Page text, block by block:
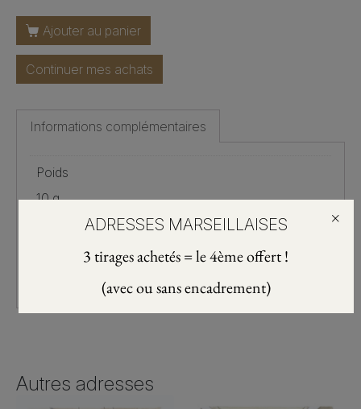
Ajouter au panier
Continuer mes achats
Informations complémentaires
Poids
10 g
Dimensions
21 × 15 cm
Autres adresses
×
ADRESSES MARSEILLAISES
3 tirages achetés = le 4ème offert !
(avec ou sans encadrement)